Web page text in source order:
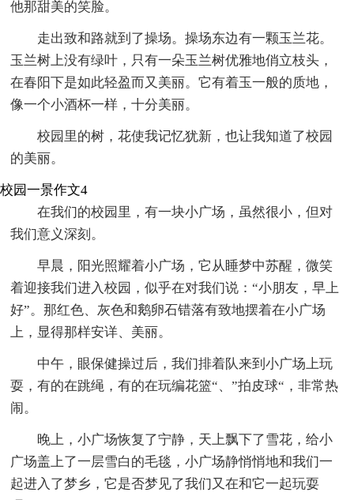
他那甜美的笑脸。
走出致和路就到了操场。操场东边有一颗玉兰花。
玉兰树上没有绿叶，只有一朵玉兰树优雅地俏立枝头，
在春阳下是如此轻盈而又美丽。它有着玉一般的质地，
像一个小酒杯一样，十分美丽。
校园里的树，花使我记忆犹新，也让我知道了校园
的美丽。
校园一景作文4
在我们的校园里，有一块小广场，虽然很小，但对
我们意义深刻。
早晨，阳光照耀着小广场，它从睡梦中苏醒，微笑
着迎接我们进入校园，似乎在对我们说：“小朋友，早上
好”。那红色、灰色和鹅卵石错落有致地摆着在小广场
上，显得那样安详、美丽。
中午，眼保健操过后，我们排着队来到小广场上玩
耍，有的在跳绳，有的在玩编花篮“、”拍皮球“，非常热
闹。
晚上，小广场恢复了宁静，天上飘下了雪花，给小
广场盖上了一层雪白的毛毯，小广场静悄悄地和我们一
起进入了梦乡，它是否梦见了我们又在和它一起玩耍